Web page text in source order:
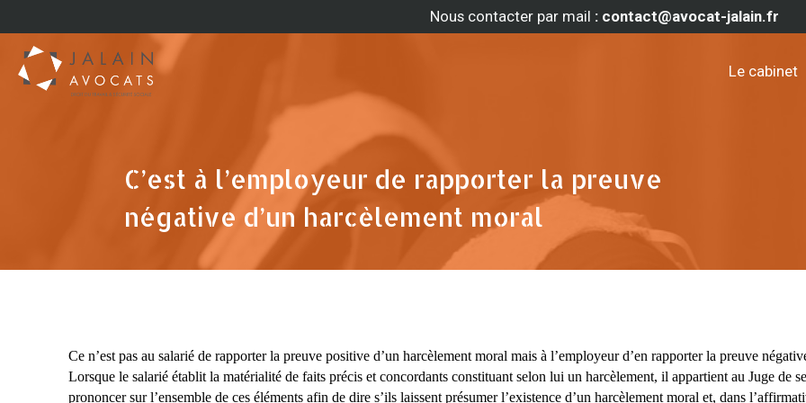
Nous contacter par mail : contact@avocat-jalain.fr
Le cabinet
C’est à l’employeur de rapporter la preuve
négative d’un harcèlement moral
Ce n’est pas au salarié de rapporter la preuve positive d’un harcèlement moral mais à l’employeur d’en rapporter la preuve
Lorsque le salarié établit la matérialité de faits précis et concordants constituant selon lui un harcèlement, il appartient au Juge de se
prononcer sur l’ensemble de ces éléments afin de dire s’ils laissent présumer l’existence d’un harcèlement moral et, dans